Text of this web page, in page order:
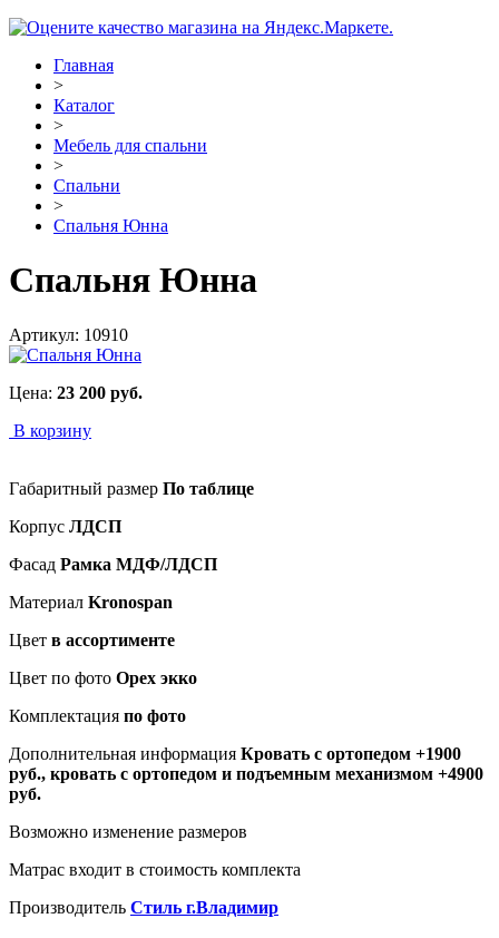
Главная
>
Каталог
>
Мебель для спальни
>
Спальни
>
Спальня Юнна
Спальня Юнна
Артикул: 10910
Цена: 23 200 руб.
В корзину
Габаритный размер По таблице
Корпус ЛДСП
Фасад Рамка МДФ/ЛДСП
Материал Kronospan
Цвет в ассортименте
Цвет по фото Орех экко
Комплектация по фото
Дополнительная информация Кровать с ортопедом +1900
руб., кровать с ортопедом и подъемным механизмом +4900
руб.
Возможно изменение размеров
Матрас входит в стоимость комплекта
Производитель Стиль г.Владимир